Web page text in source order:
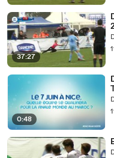
37:27
0:48